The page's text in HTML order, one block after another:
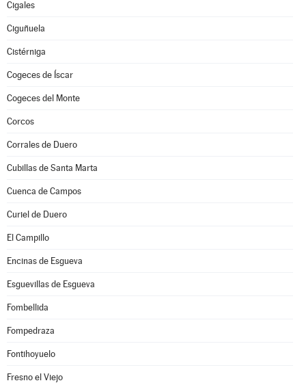
Cigales
Ciguñuela
Cistérniga
Cogeces de Íscar
Cogeces del Monte
Corcos
Corrales de Duero
Cubillas de Santa Marta
Cuenca de Campos
Curiel de Duero
El Campillo
Encinas de Esgueva
Esguevillas de Esgueva
Fombellida
Fompedraza
Fontihoyuelo
Fresno el Viejo